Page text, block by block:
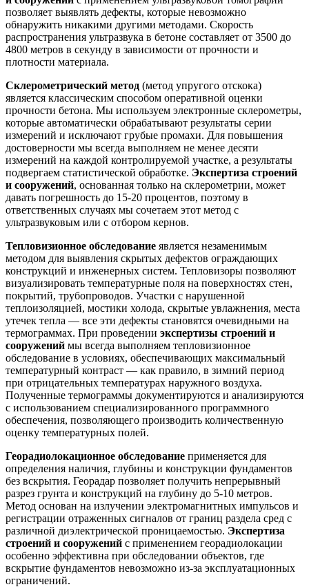
позволяет выявлять дефекты, которые невозможно
обнаружить никакими другими методами. Скорость
распространения ультразвука в бетоне составляет от 3500 до
4800 метров в секунду в зависимости от прочности и
плотности материала.
Склерометрический метод (метод упругого отскока)
является классическим способом оперативной оценки
прочности бетона. Мы используем электронные склерометры,
которые автоматически обрабатывают результаты серии
измерений и исключают грубые промахи. Для повышения
достоверности мы всегда выполняем не менее десяти
измерений на каждой контролируемой участке, а результаты
подвергаем статистической обработке. Экспертиза строений
и сооружений, основанная только на склерометрии, может
давать погрешность до 15-20 процентов, поэтому в
ответственных случаях мы сочетаем этот метод с
ультразвуковым или с отбором кернов.
Тепловизионное обследование является незаменимым
методом для выявления скрытых дефектов ограждающих
конструкций и инженерных систем. Тепловизоры позволяют
визуализировать температурные поля на поверхностях стен,
покрытий, трубопроводов. Участки с нарушенной
теплоизоляцией, мостики холода, скрытые увлажнения, места
утечек тепла — все эти дефекты становятся очевидными на
термограммах. При проведении экспертизы строений и
сооружений мы всегда выполняем тепловизионное
обследование в условиях, обеспечивающих максимальный
температурный контраст — как правило, в зимний период
при отрицательных температурах наружного воздуха.
Полученные термограммы документируются и анализируются
с использованием специализированного программного
обеспечения, позволяющего производить количественную
оценку температурных полей.
Георадиолокационное обследование применяется для
определения наличия, глубины и конструкции фундаментов
без вскрытия. Георадар позволяет получить непрерывный
разрез грунта и конструкций на глубину до 5-10 метров.
Метод основан на излучении электромагнитных импульсов и
регистрации отраженных сигналов от границ раздела сред с
различной диэлектрической проницаемостью. Экспертиза
строений и сооружений с применением георадиолокации
особенно эффективна при обследовании объектов, где
вскрытие фундаментов невозможно из-за эксплуатационных
ограничений.